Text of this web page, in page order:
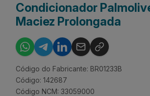
Condicionador
Maciez Prolongada
Código do Fabricante: BR01233B
Código: 142687
Código NCM: 33059000